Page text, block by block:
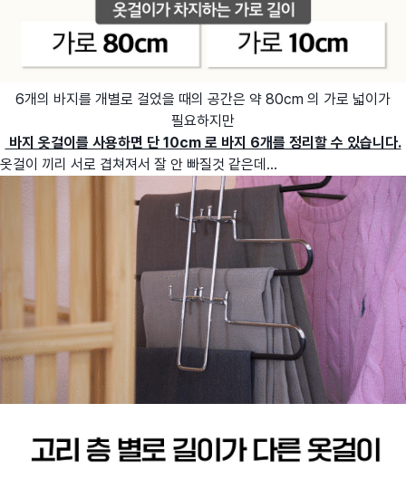
6개의 바지를 개별로 걸었을 때의 공간은 약 80cm 의 가로 넓이가
필요하지만
바지 옷걸이를 사용하면 단 10cm 로 바지 6개를 정리할 수 있습니다.
옷걸이 끼리 서로 겹쳐져서 잘 안 빠질것 같은데...